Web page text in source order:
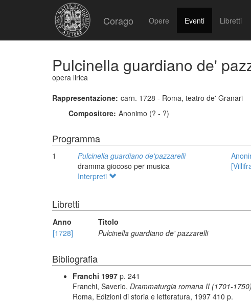
Corago Opere Eventi Libretti
Pulcinella guardiano de'
opera lirica
Rappresentazione: carn. 1728 - Roma, teatro de' Granari
Compositore: Anonimo (? - ?)
Programma
1
Pulcinella guardiano de'pazzarelli
dramma giocoso per musica
Interpreti
Libretti
Anno Titolo
[1728]
Pulcinella guardiano de' pazzarelli
Bibliografia
Franchi 1997 p. 241
Franchi, Saverio, Drammaturgia romana II (1701-
Roma, Edizioni di storia e letteratura, 1997 410 p.